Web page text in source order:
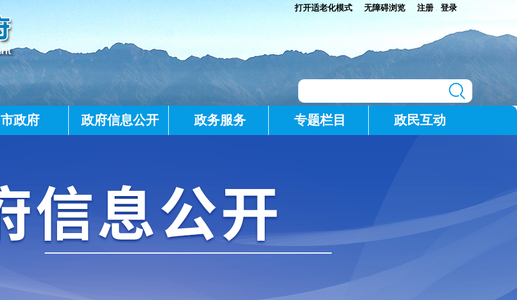
打开适老化模式 无障碍浏览 注册 登录
市政府 政府信息公开 政务服务 专题栏目 政民互动